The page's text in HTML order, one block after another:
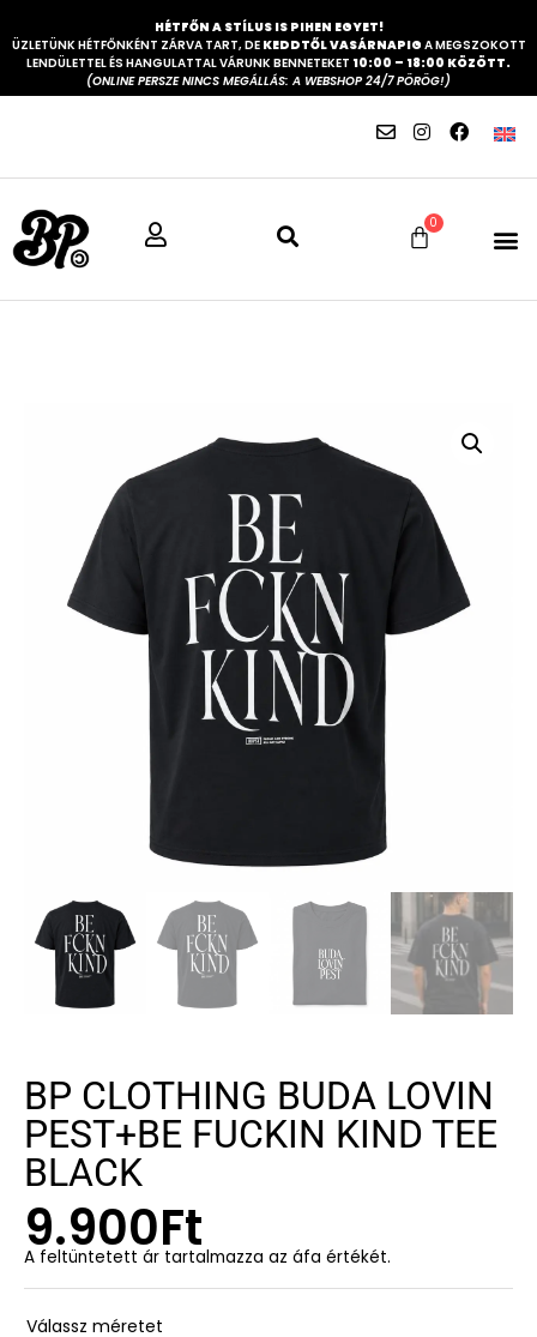
HÉTFŐN A STÍLUS IS PIHEN EGYET!
ÜZLETÜNK HÉTFŐNKÉNT ZÁRVA TART, DE KEDDTŐL VASÁRNAPIG A MEGSZOKOTT
LENDÜLETTEL ÉS HANGULATTAL VÁRUNK BENNETEKET 10:00 – 18:00 KÖZÖTT.
(ONLINE PERSZE NINCS MEGÁLLÁS: A WEBSHOP 24/7 PÖRÖG!)
0
BP CLOTHING BUDA LOVIN
PEST+BE FUCKIN KIND TEE
BLACK
9.900Ft
A feltüntetett ár tartalmazza az áfa értékét.
Válassz méretet